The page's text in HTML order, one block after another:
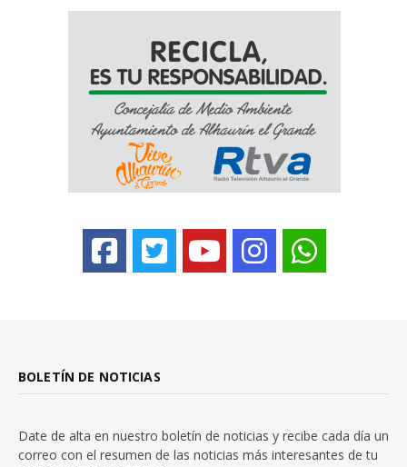
BOLETÍN DE NOTICIAS
Date de alta en nuestro boletín de noticias y recibe cada día un
correo con el resumen de las noticias más interesantes de tu